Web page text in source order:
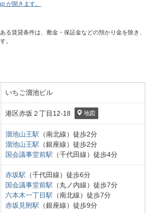
が開きます。
る賃貸条件は、敷金・保証金などの預かり金を除き、
。
いちご溜池ビル
港区赤坂２丁目 12-18 地図
溜池山王駅 （南北線） 徒歩2分
溜池山王駅 （銀座線） 徒歩2分
国会議事堂前駅 （千代田線） 徒歩4分
赤坂駅 （千代田線） 徒歩6分
国会議事堂前駅 （丸ノ内線） 徒歩7分
六本木一丁目駅 （南北線） 徒歩7分
赤坂見附駅 （銀座線） 徒歩9分